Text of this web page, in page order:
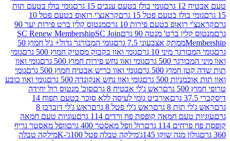
גומי בולז בטעם ענבים 15 גרם
גומי בולז בטעם תות
בולז בטעם פטל 15 גרם
קראנצ'י רואופ בטעם פטל 10
בטעם פירות 10 גרם
מנטוס קלין ברט פירות יער 90
ברט' מנטה 90 גרם
SC Renew MembershipSC Join
ממתק אצבעוני 7.5 גרם
גומי המבורגר גדול+ ג'ל חמוץ 50
מיני 10 גרם
גומי ואוו בקבוק מסטיק חמוץ 500 גרם
גומי
500 גרם
גומי ואוו נחש פירות חמוץ 500 גרם
גומי ואוו
500 גרם
גומי ואוו כריש אבטיח חמוץ 500 גרם
גומי
500 גרם
גומי ואוו נחש אנקונדה 500 גרם
גומי ואוו כובע
ראש ג'לי אבטיח 8 גרם
סוכ' מנטוס רול יחידה
אורביט גומי לעיסה ללא סוכר בטעם תפוח 14
8 גרם
ראש ג'לי פטל 8 גרם
ראש ג'לי דובדבן 8
חמאה קופסת פח ורדים 114 גרם
עוגיות טעם חמאה
114 גרם
רול וופל מאסטר 400 גרם
וופל מאסטר גריף
מגה שוקו 145ג'
מילקה טבלה פטל 100ג'-K
מילקה טבלה